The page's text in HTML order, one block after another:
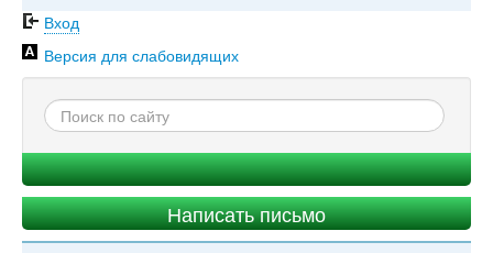
Вход
Версия для слабовидящих
Написать письмо